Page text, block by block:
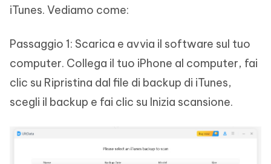
iTunes. Vediamo come:
Passaggio 1: Scarica e avvia il software sul tuo
computer. Collega il tuo iPhone al computer, fai
clic su Ripristina dal file di backup di iTunes,
scegli il backup e fai clic su Inizia scansione.